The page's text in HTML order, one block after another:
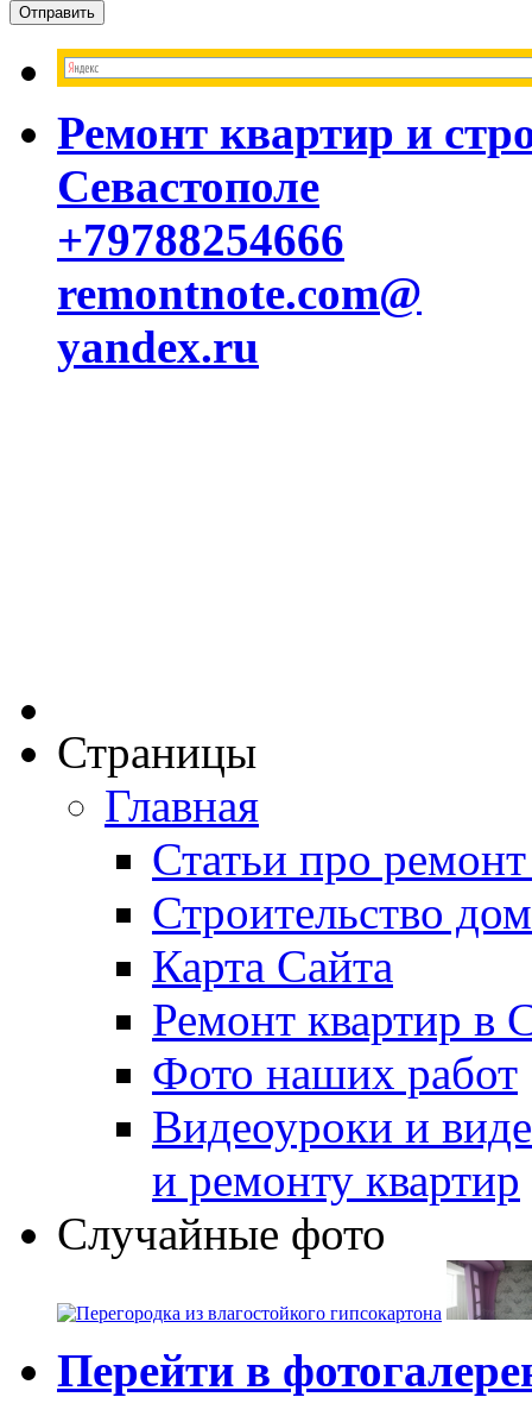
Ремонт квартир и
Севастополе
+79788254666
remontnote.com@
yandex.ru
Страницы
Главная
Статьи про
Строительство
Карта Сайта
Ремонт квартир в
Фото наших работ
Видеоуроки и
и ремонту квартир
Случайные фото
Перейти в